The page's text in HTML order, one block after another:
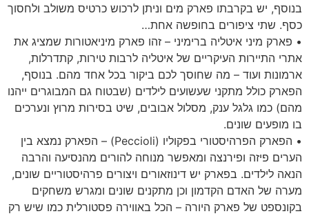
בנוסף, יש בקרבתו פארק מים וניתן לרכוש כרטיס משולב ולחסוך
כסף. שתי ציפורים בחופשה אחת…
• פארק מיני איטליה ברימיני – זהו פארק מיניאטורות שמציג את
אתרי התיירות העיקריים של איטליה לרבות טירות, קתדרלות,
ארמונות ועוד – מה שחוסך לכם ביקור בכל אחד מהם. בנוסף,
הפארק כולל מתקני שעשועים לילדים (שבטוח גם המבוגרים ייהנו
מהם) כמו גלגל ענק, מסלול אבובים, שיט בסירות מרוץ ונערכים
בו מופעים שונים.
• הפארק הפרהיסטורי בפקוליו (Peccioli) – הפארק נמצא בין
הערים פיזה ופירנצה ומאפשר מנוחה להורים מהנסיעה והרבה
הנאה לילדים. בפארק יש דינוזאורים ויצורים פרהיסטוריים שונים,
מערה של האדם הקדמון וכן מתקנים שונים ומגרש משחקים
בקונספט של פארק היורה – הכל באווירה פסטורלית כמו שיש רק